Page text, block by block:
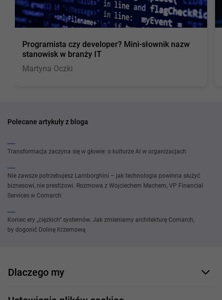
Programista czy developer? Mini-słownik nazw
stanowisk w branży IT
Martyna Oczki
Polecane artykuły z bloga
Transformacja zaczyna się w głowie: o kulturze AI w organizacjach
Nie zawsze potrzebujesz Lamborghini – jak technologia powinna służyć
biznesowi, nie prestiżowi. Rozmowa z Wojciechem Machem, VP Financial
Services w Comarch
Koniec ery „ciężkich” systemów. Jak zmieniamy architekturę Comarch,
by dogonić Dolinę Krzemową
Dlaczego my
Nasi pracownicy